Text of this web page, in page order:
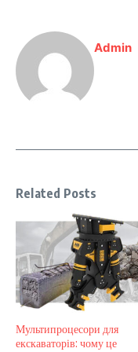
Admin
Related Posts
Мультипроцесори для
екскаваторів: чому це